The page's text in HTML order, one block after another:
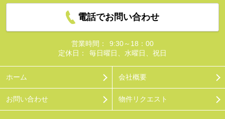
電話でお問い合わせ
営業時間：
9:30～18：00
定休日：
毎日曜日、水曜日、祝日
ホーム 会社概要
お問い合わせ 物件リクエスト